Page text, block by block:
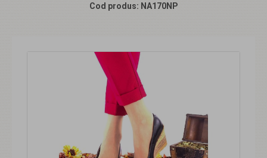
Cod produs: NA170NP